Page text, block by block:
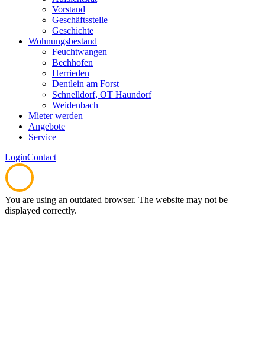
Vorstand
Geschäftsstelle
Geschichte
Wohnungsbestand
Feuchtwangen
Bechhofen
Herrieden
Dentlein am Forst
Schnelldorf, OT Haundorf
Weidenbach
Mieter werden
Angebote
Service
LoginContact
You are using an outdated browser. The website may not be
displayed correctly.